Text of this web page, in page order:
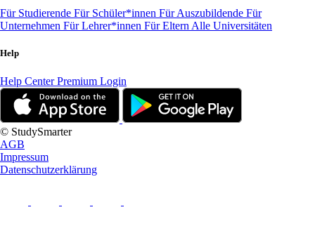
Für Studierende Für Schüler*innen Für Auszubildende Für
Unternehmen Für Lehrer*innen Für Eltern Alle Universitäten
Help
Help CenterPremium Login
© StudySmarter
AGB
Impressum
Datenschutzerklärung